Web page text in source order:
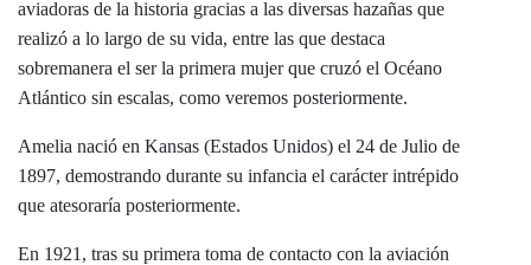
aviadoras de la historia gracias a las diversas hazañas que
realizó a lo largo de su vida, entre las que destaca
sobremanera el ser la primera mujer que cruzó el Océano
Atlántico sin escalas, como veremos posteriormente.
Amelia nació en Kansas (Estados Unidos) el 24 de Julio de
1897, demostrando durante su infancia el carácter intrépido
que atesoraría posteriormente.
En 1921, tras su primera toma de contacto con la aviación